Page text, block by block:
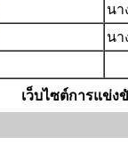
นา
นา
เว็บไซต์การแข่ง